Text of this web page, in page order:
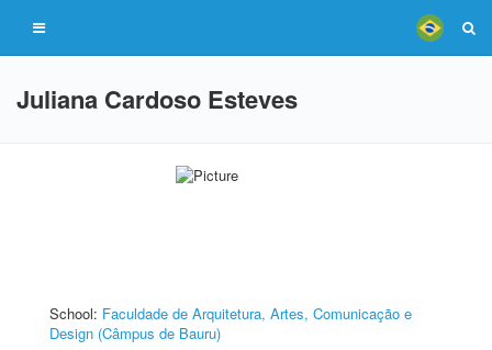
Juliana Cardoso Esteves
School: Faculdade de Arquitetura, Artes, Comunicação e
Design (Câmpus de Bauru)